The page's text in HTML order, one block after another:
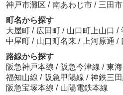
神戸市灘区 / 南あわじ市 / 三田市
町名から探す
大屋町 / 広田町 / 山口町上山口 /
中屋町 / 山口町名来 / 上河原通 /
路線から探す
阪急神戸本線 / 阪急今津線 / 東
福知山線 / 阪急甲陽線 / 神鉄三
阪急宝塚本線 / 山陽電鉄本線